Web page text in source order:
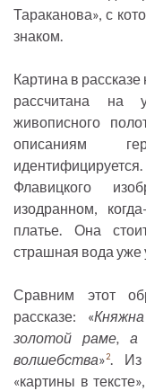
Тараканова», с
знаком.
Картина в
рассчитана на
живописного
описаниям
Флавицкого
изодранном,
платье. Она
страшная вода уже
Сравним этот
рассказе: «
золотой раме,
волшебства»2. Из
«картины в